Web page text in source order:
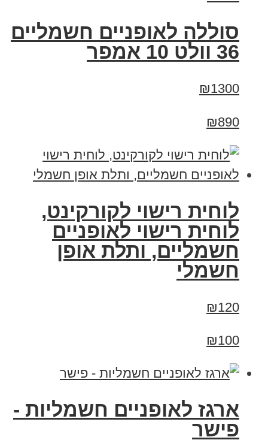
סוללה לאופניים חשמליים
36 וולט 10 אמפר
₪1300
₪890
לוחית רישוי לקורקינט,
לוחית רישוי לאופניים
חשמליים, ותלת אופן
חשמלי
₪120
₪100
ארגז לאופניים חשמליות -
פישר